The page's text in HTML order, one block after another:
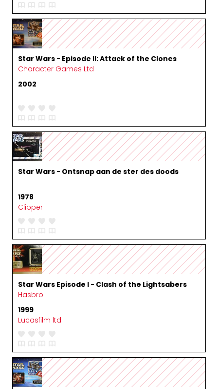
Star Wars - Episode II: Attack of the Clones
Character Games Ltd
2002
Star Wars - Ontsnap aan de ster des doods
1978
Clipper
Star Wars Episode I - Clash of the Lightsabers
Hasbro
1999
Lucasfilm ltd